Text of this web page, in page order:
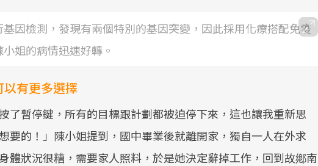
因檢測，發現有兩個特別的基因突變，因此採用化療搭配免疫
姐的病情迅速好轉。
有更多選擇
了暫停鍵，所有的目標跟計劃都被迫停下來，這也讓我重新思
要的！」陳小姐提到，國中畢業後就離開家，獨自一人在外求
體狀況很糟，需要家人照料，於是她決定辭掉工作，回到故鄕南